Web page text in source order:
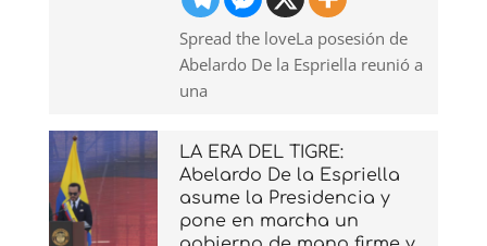
Spread the loveLa posesión de
Abelardo De la Espriella reunió a
una
LA ERA DEL TIGRE:
Abelardo De la Espriella
asume la Presidencia y
pone en marcha un